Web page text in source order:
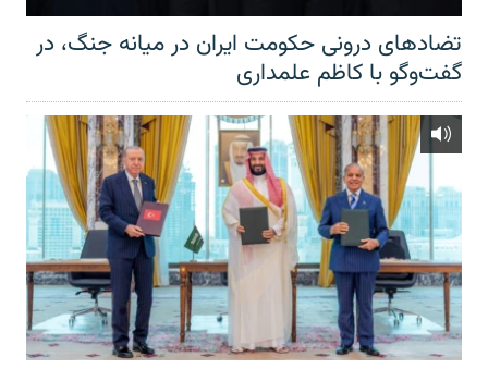
تضادهای درونی حکومت ایران در میانه جنگ، در
گفت‌‌وگو با کاظم علمداری